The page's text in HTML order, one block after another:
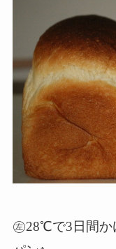
㊧28℃で3日間か